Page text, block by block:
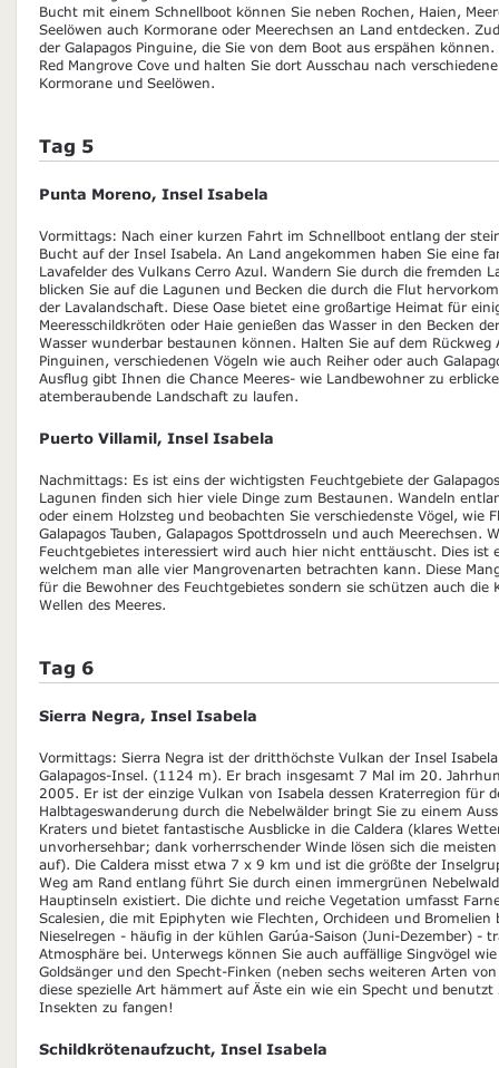
Bucht mit einem Schnellboot können Sie neben Rochen, Haien,
Seelöwen auch Kormorane oder Meerechsen an Land entdecken.
der Galapagos Pinguine, die Sie von dem Boot aus erspähen
Red Mangrove Cove und halten Sie dort Ausschau nach
Kormorane und Seelöwen.
Tag 5
Punta Moreno, Insel Isabela
Vormittags: Nach einer kurzen Fahrt im Schnellboot entlang der
Bucht auf der Insel Isabela. An Land angekommen haben Sie eine
Lavafelder des Vulkans Cerro Azul. Wandern Sie durch die fremden
blicken Sie auf die Lagunen und Becken die durch die Flut
der Lavalandschaft. Diese Oase bietet eine großartige Heimat für
Meeresschildkröten oder Haie genießen das Wasser in den Becken
Wasser wunderbar bestaunen können. Halten Sie auf dem Rückweg
Pinguinen, verschiedenen Vögeln wie auch Reiher oder auch
Ausflug gibt Ihnen die Chance Meeres- wie Landbewohner zu
atemberaubende Landschaft zu laufen.
Puerto Villamil, Insel Isabela
Nachmittags: Es ist eins der wichtigsten Feuchtgebiete der
Lagunen finden sich hier viele Dinge zum Bestaunen. Wandeln
oder einem Holzsteg und beobachten Sie verschiedenste Vögel, wie
Galapagos Tauben, Galapagos Spottdrosseln und auch Meerechsen.
Feuchtgebietes interessiert wird auch hier nicht enttäuscht. Dies ist
welchem man alle vier Mangrovenarten betrachten kann. Diese
für die Bewohner des Feuchtgebietes sondern sie schützen auch die
Wellen des Meeres.
Tag 6
Sierra Negra, Insel Isabela
Vormittags: Sierra Negra ist der dritthöchste Vulkan der Insel
Galapagos-Insel. (1124 m). Er brach insgesamt 7 Mal im 20.
2005. Er ist der einzige Vulkan von Isabela dessen Kraterregion für
Halbtageswanderung durch die Nebelwälder bringt Sie zu einem
Kraters und bietet fantastische Ausblicke in die Caldera (klares
unvorhersehbar; dank vorherrschender Winde lösen sich die
auf). Die Caldera misst etwa 7 x 9 km und ist die größte der
Weg am Rand entlang führt Sie durch einen immergrünen
Hauptinseln existiert. Die dichte und reiche Vegetation umfasst
Scalesien, die mit Epiphyten wie Flechten, Orchideen und Bromelien
Nieselregen - häufig in der kühlen Garúa-Saison (Juni-Dezember) -
Atmosphäre bei. Unterwegs können Sie auch auffällige Singvögel
Goldsänger und den Specht-Finken (neben sechs weiteren Arten
diese spezielle Art hämmert auf Äste ein wie ein Specht und benutzt
Insekten zu fangen!
Schildkrötenaufzucht, Insel Isabela